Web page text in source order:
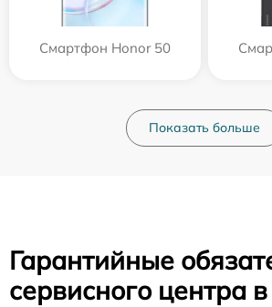
Смартфон Honor 50
Показать больше
Гарантийные
сервисного центра